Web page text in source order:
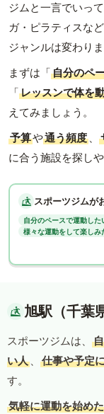
ジムと一言でいっ
ガ・ピラティスな
ジャンルは変わりま
まずは「自分のペ
「レッスンで体を
えてみましょう。
予算や通う頻度 、
に合う施設を探し
スポーツジムが
自分のペースで運動した
様々な運動をして楽しみ
旭駅（千葉
スポーツジムは、
い人 、 仕事や予定
す。
気軽に運動を始め